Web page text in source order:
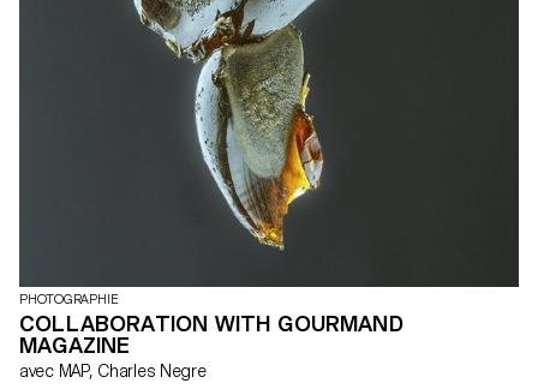
PHOTOGRAPHIE
COLLABORATION WITH GOURMAND
MAGAZINE
avec MAP, Charles Negre